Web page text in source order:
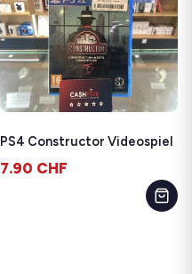
PS4 Constructor Videospiel
7.90 CHF